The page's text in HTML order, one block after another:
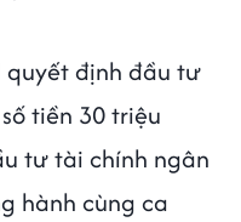
quyết định đầu tư
số tiền 30 triệu
tư tài chính ngân
hành cùng ca